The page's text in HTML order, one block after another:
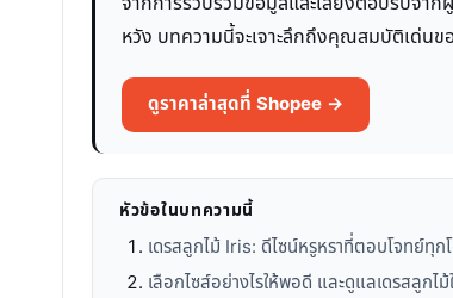
หวัง บทความนี้จะเจาะลึกถึงคุณสมบัติเด่น
ดูราคาล่าสุดที่ Shopee →
หัวข้อในบทความนี้
เดรสลูกไม้ Iris: ดีไซน์หรูหราที่ตอบโจทย์ทุก
เลือกไซส์อย่างไรให้พอดี และดูแลเดรสลูก